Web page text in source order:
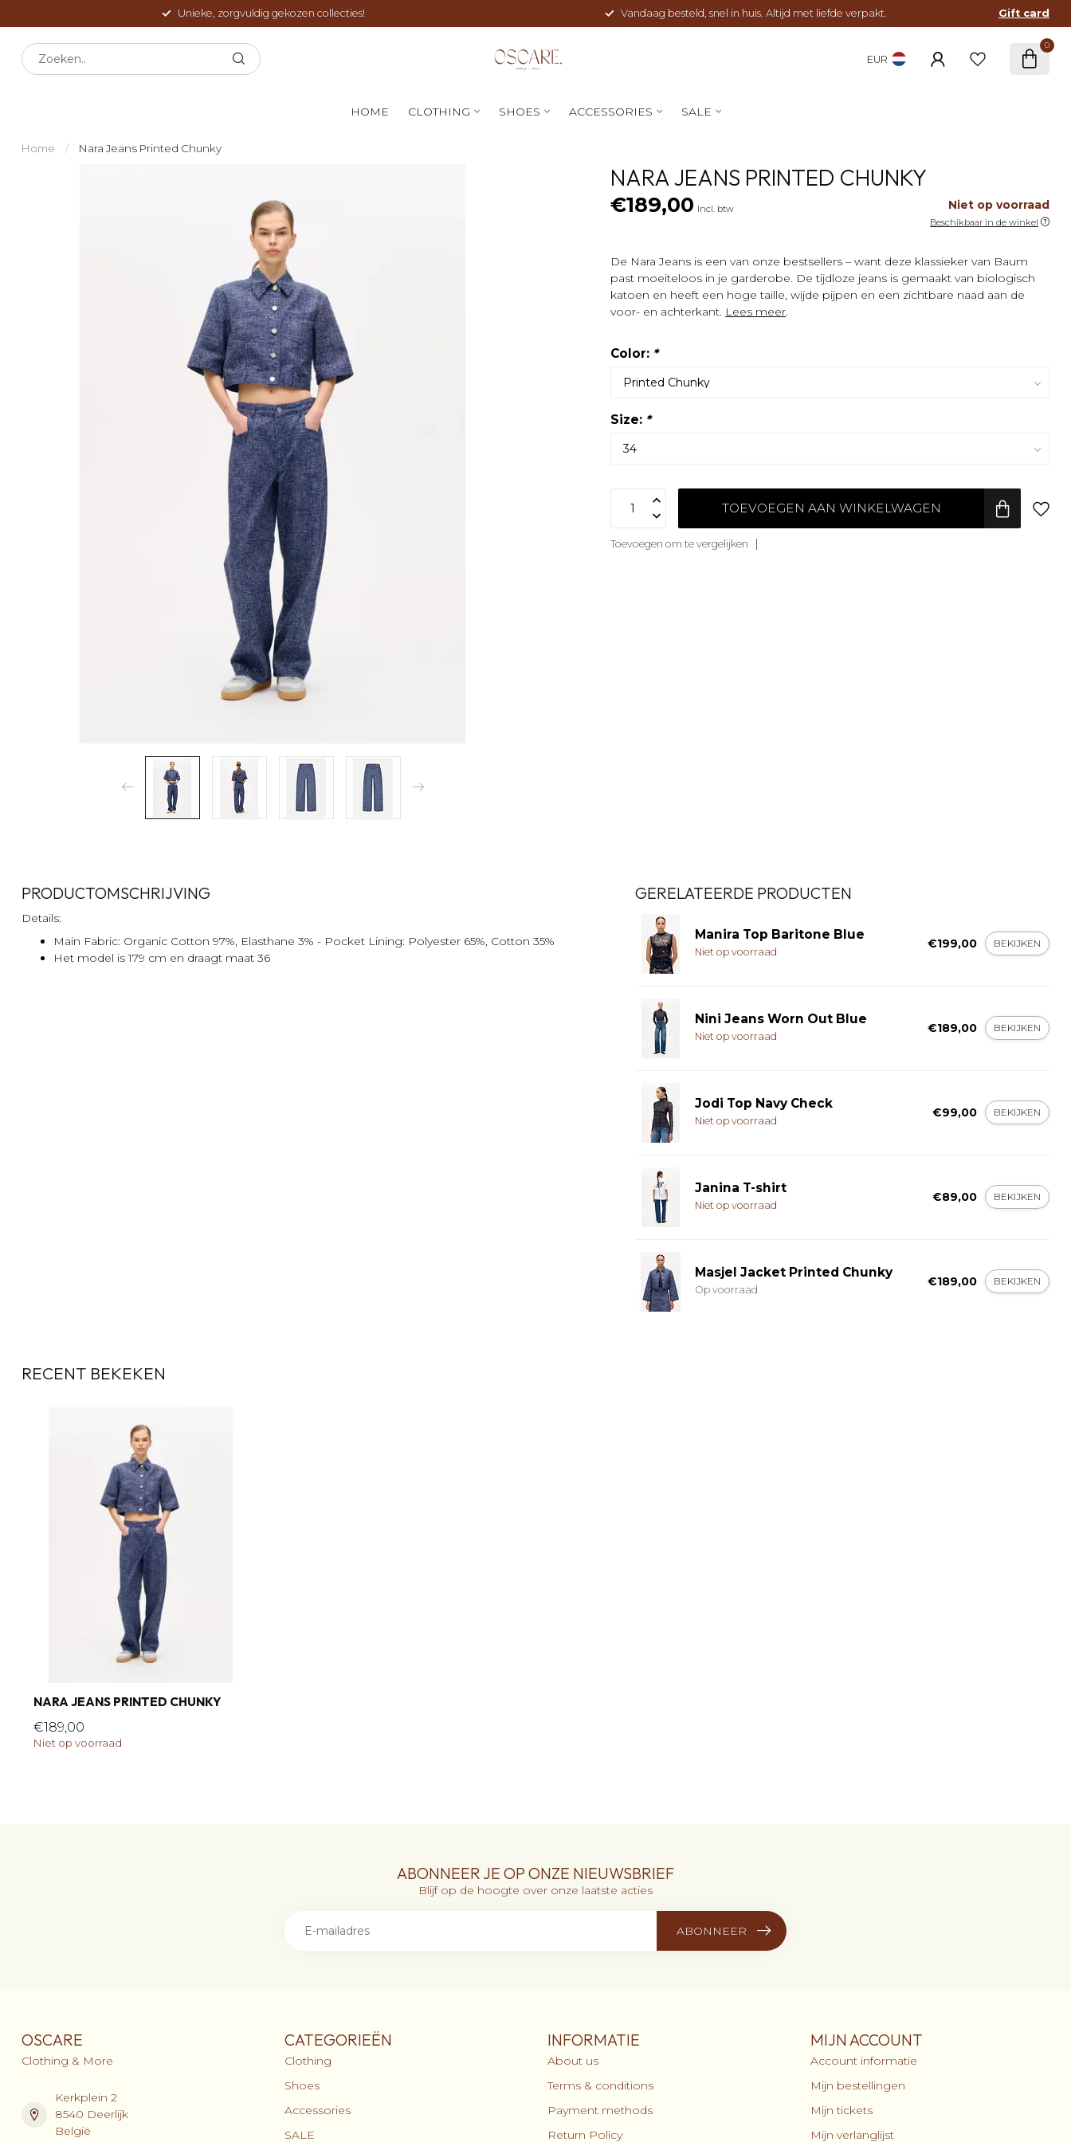
Unieke, zorgvuldig gekozen collecties! Vandaag besteld, snel in huis. Altijd met liefde verpakt. Gift card
EUR
0
HOME CLOTHING SHOES ACCESSORIES SALE
Home / Nara Jeans Printed Chunky
NARA JEANS PRINTED CHUNKY
€189,00 Incl. btw Niet op voorraad
Beschikbaar in de winkel
De Nara Jeans is een van onze bestsellers – want deze klassieker van Baum
past moeiteloos in je garderobe. De tijdloze jeans is gemaakt van biologisch
katoen en heeft een hoge taille, wijde pijpen en een zichtbare naad aan de
voor- en achterkant. Lees meer.
Color: *
Size: *
TOEVOEGEN AAN WINKELWAGEN
Toevoegen om te vergelijken
PRODUCTOMSCHRIJVING
Details:
Main Fabric: Organic Cotton 97%, Elasthane 3% - Pocket Lining: Polyester 65%, Cotton 35%
Het model is 179 cm en draagt maat 36
GERELATEERDE PRODUCTEN
Manira Top Baritone Blue
Niet op voorraad
€199,00 BEKIJKEN
Nini Jeans Worn Out Blue
Niet op voorraad
€189,00 BEKIJKEN
Jodi Top Navy Check
Niet op voorraad
€99,00 BEKIJKEN
Janina T-shirt
Niet op voorraad
€89,00 BEKIJKEN
Masjel Jacket Printed Chunky
Op voorraad
€189,00 BEKIJKEN
RECENT BEKEKEN
NARA JEANS PRINTED CHUNKY
€189,00
Niet op voorraad
ABONNEER JE OP ONZE NIEUWSBRIEF
Blijf op de hoogte over onze laatste acties
ABONNEER
OSCARE
Clothing & More
Kerkplein 2
8540 Deerlijk
België
CATEGORIEËN
Clothing
Shoes
Accessories
SALE
INFORMATIE
About us
Terms & conditions
Payment methods
Return Policy
MIJN ACCOUNT
Account informatie
Mijn bestellingen
Mijn tickets
Mijn verlanglijst